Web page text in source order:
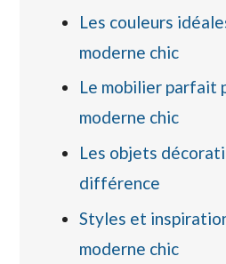
Les couleurs
moderne chic
Le mobilier parfait
moderne chic
Les objets
différence
Styles et
moderne chic